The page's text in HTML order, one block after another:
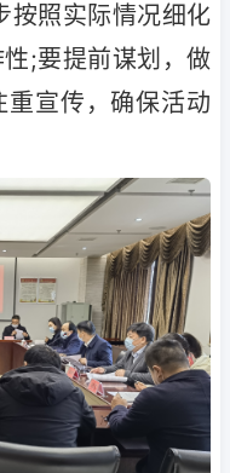
按照实际情况细化
;要提前谋划，做
宣传，确保活动